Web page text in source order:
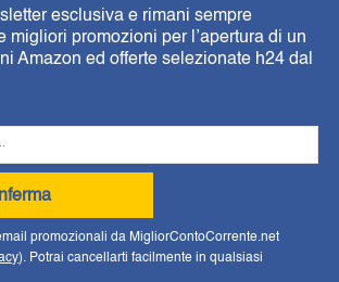
esclusiva e rimani sempre
migliori promozioni per l’apertura di un
Amazon ed offerte selezionate h24 dal
promozionali da MigliorContoCorrente.net
). Potrai cancellarti facilmente in qualsiasi